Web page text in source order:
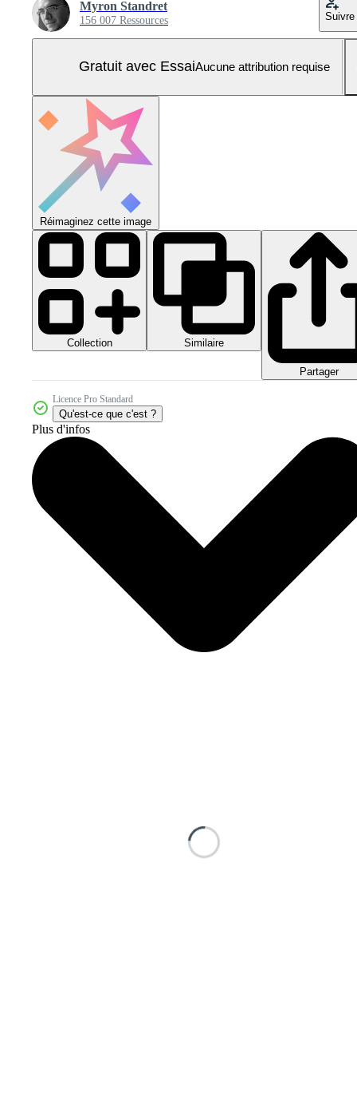
Myron Standret
156 007 Ressources Suivre
Gratuit avec EssaiAucune attribution requise
Réimaginez cette image
Collection Similaire
Partager
Licence Pro Standard
Qu'est-ce que c'est ?
Plus d'infos